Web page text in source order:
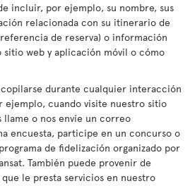
incluir, por ejemplo, su nombre, sus
relacionada con su itinerario de
de reserva) o información
web y aplicación móvil o cómo
durante cualquier interacción
ejemplo, cuando visite nuestro sitio
llame o nos envíe un correo
encuesta, participe en un concurso o
de fidelización organizado por
También puede provenir de
le presta servicios en nuestro